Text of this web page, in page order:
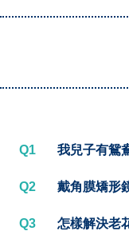
Q1 我兒子有鴛
Q2 戴角膜矯形
Q3 怎樣解決老